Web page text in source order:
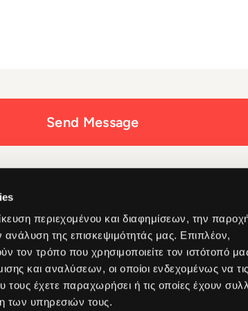
περιεχομένου και διαφημίσεων, την
της επισκεψιμότητάς μας. Επιπλέον,
τον τρόπο που χρησιμοποιείτε τον ιστότοπό
και αναλύσεων, οι οποίοι ενδεχομένως να τις
έχετε παραχωρήσει ή τις οποίες έχουν
των υπηρεσιών τους.
Send Message
Industries
Education
Hospitality
Healthcare
Retail
Company
About Us
Why Active
Our